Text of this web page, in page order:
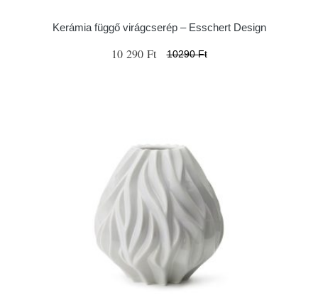
Kerámia függő virágcserép – Esschert Design
10 290 Ft 10290 Ft